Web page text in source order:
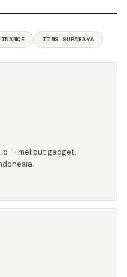
IIMS SURABAYA
— meliput gadget,